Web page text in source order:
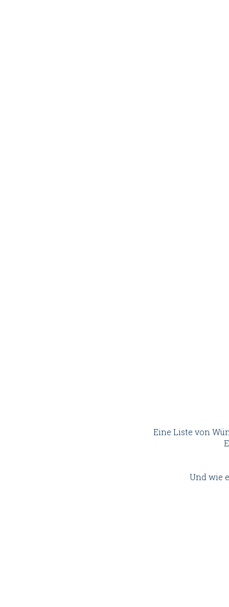
Eine Liste von
Und wie